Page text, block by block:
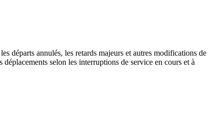
départs annulés, les retards majeurs et autres modifications de
selon les interruptions de service en cours et à